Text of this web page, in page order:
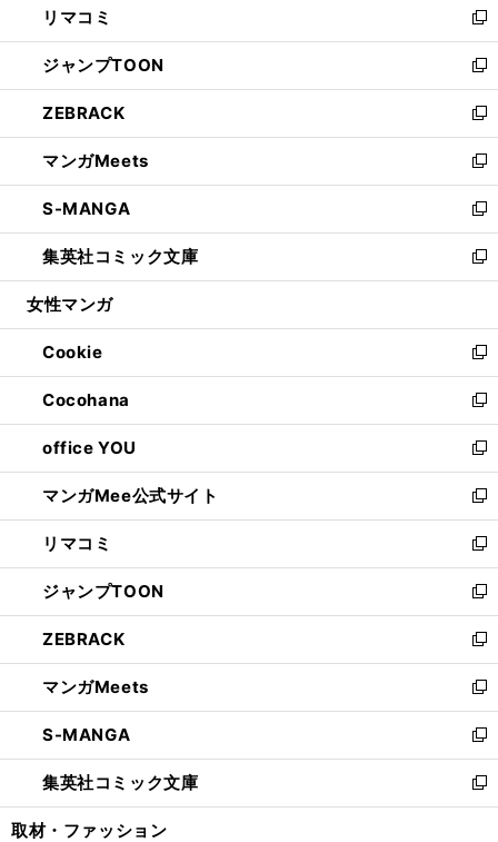
で
開
く
ド
ウ
で
開
く
ィ
ン
ド
ウ
で
開
く
い
ウ
ィ
ン
ド
ウ
で
開
く
リマコミ
新
し
い
ウ
ィ
ン
ド
ウ
で
開
く
ジャンプTOON
新
し
い
ウ
ィ
ン
ド
ウ
で
開
ZEBRACK
新
し
い
ウ
ィ
ン
ド
ウ
開
く
マンガMeets
新
し
い
ウ
ィ
ン
ウ
で
開
く
S-MANGA
新
し
い
ウ
ン
ド
ウ
で
開
く
集英社コミック文庫
新
し
ウ
ィ
ン
ド
ウ
で
開
く
女性マンガ
Cookie
新
し
い
ウ
ィ
ン
ド
ウ
で
開
く
Cocohana
新
し
い
ウ
ィ
ン
ド
ウ
で
開
く
office YOU
新
し
い
ウ
ィ
ン
ド
ウ
で
開
く
マンガMee公式サイト
新
し
い
ウ
ィ
ン
ド
ウ
で
開
く
リマコミ
新
し
い
ウ
ィ
ン
ド
ウ
で
開
く
ジャンプTOON
新
し
い
ウ
ィ
ン
ド
ウ
で
開
ZEBRACK
新
し
い
ウ
ィ
ン
ド
ウ
マンガMeets
新
し
い
ウ
ィ
ン
S-MANGA
新
し
い
ウ
集英社コミック文庫
新
し
取材・ファッション